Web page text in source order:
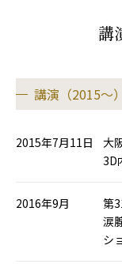
講
講演（2015～）
2015年7月11日
大
3D
2016年9月
第
涙
シ